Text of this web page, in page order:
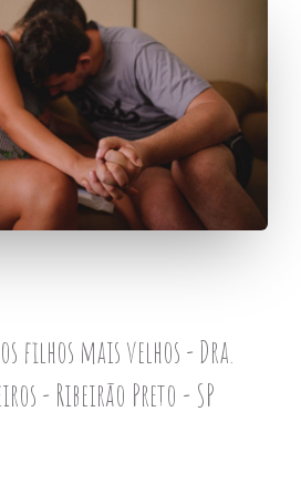
filhos mais velhos - Dra.
- Ribeirão Preto - SP